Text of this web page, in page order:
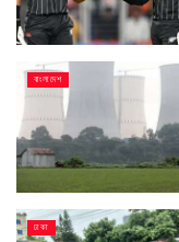
বাংলাদেশ
ঢাকা